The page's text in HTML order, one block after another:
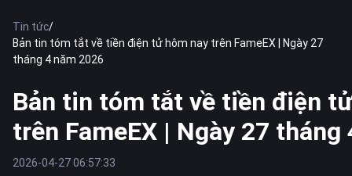
Tin tức/
Bản tin tóm tắt về tiền điện tử hôm nay trên FameEX | Ngày 27
tháng 4 năm 2026
Bản tin tóm tắt về tiền điện
trên FameEX | Ngày 27 tháng
2026-04-27 06:57:33